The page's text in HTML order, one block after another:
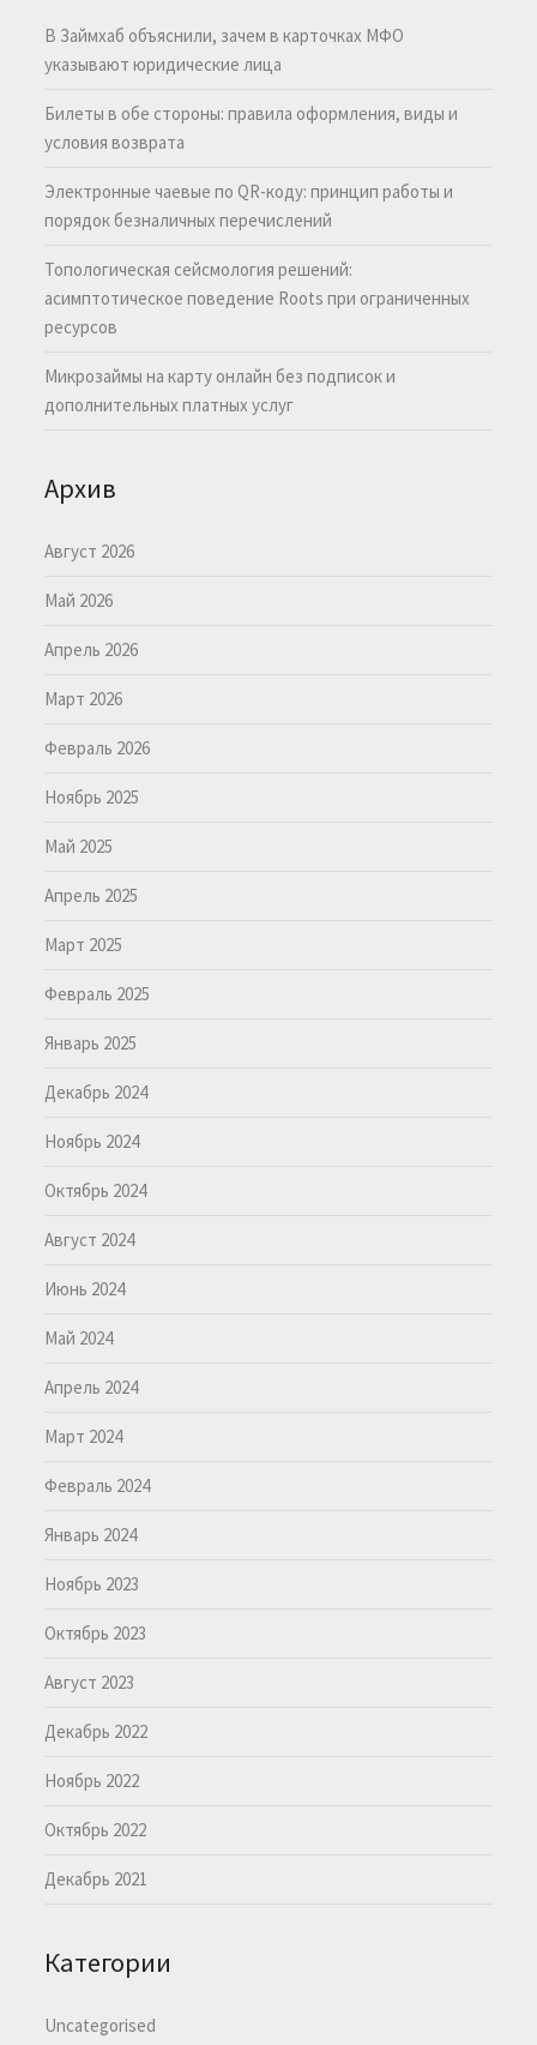
В Займхаб объяснили, зачем в карточках МФО
указывают юридические лица
Билеты в обе стороны: правила оформления, виды и
условия возврата
Электронные чаевые по QR-коду: принцип работы и
порядок безналичных перечислений
Топологическая сейсмология решений:
асимптотическое поведение Roots при ограниченных
ресурсов
Микрозаймы на карту онлайн без подписок и
дополнительных платных услуг
Архив
Август 2026
Май 2026
Апрель 2026
Март 2026
Февраль 2026
Ноябрь 2025
Май 2025
Апрель 2025
Март 2025
Февраль 2025
Январь 2025
Декабрь 2024
Ноябрь 2024
Октябрь 2024
Август 2024
Июнь 2024
Май 2024
Апрель 2024
Март 2024
Февраль 2024
Январь 2024
Ноябрь 2023
Октябрь 2023
Август 2023
Декабрь 2022
Ноябрь 2022
Октябрь 2022
Декабрь 2021
Категории
Uncategorised